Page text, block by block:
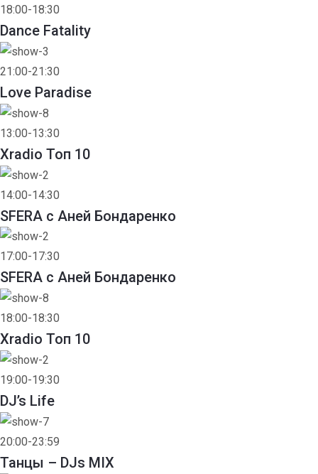
18:00-18:30
Dance Fatality
21:00-21:30
Love Paradise
13:00-13:30
Xradio Топ 10
14:00-14:30
SFERA с Аней Бондаренко
17:00-17:30
SFERA с Аней Бондаренко
18:00-18:30
Xradio Топ 10
19:00-19:30
DJ’s Life
20:00-23:59
Танцы – DJs MIX